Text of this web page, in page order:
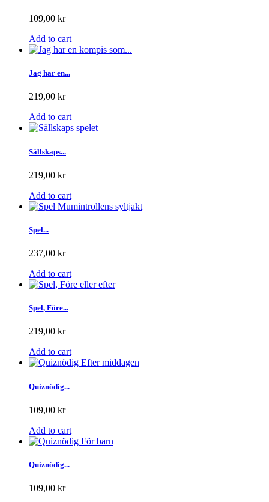
109,00 kr
Add to cart
Jag har en...
219,00 kr
Add to cart
Sällskaps...
219,00 kr
Add to cart
Spel...
237,00 kr
Add to cart
Spel, Före...
219,00 kr
Add to cart
Quiznödig...
109,00 kr
Add to cart
Quiznödig...
109,00 kr